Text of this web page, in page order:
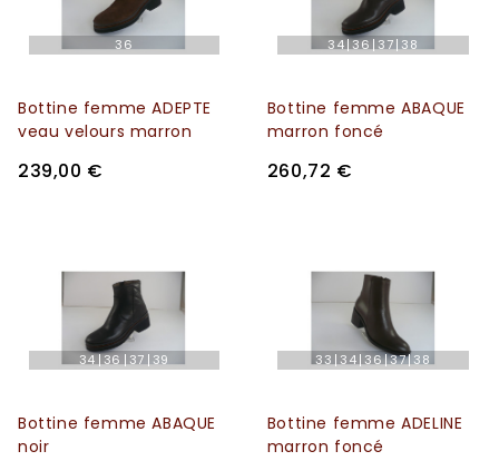
36
Bottine femme ADEPTE
veau velours marron
239,00 €
34 36 37 38
Bottine femme ABAQUE
marron foncé
260,72 €
34 36 37 39
Bottine femme ABAQUE
noir
33 34 36 37 38
Bottine femme ADELINE
marron foncé